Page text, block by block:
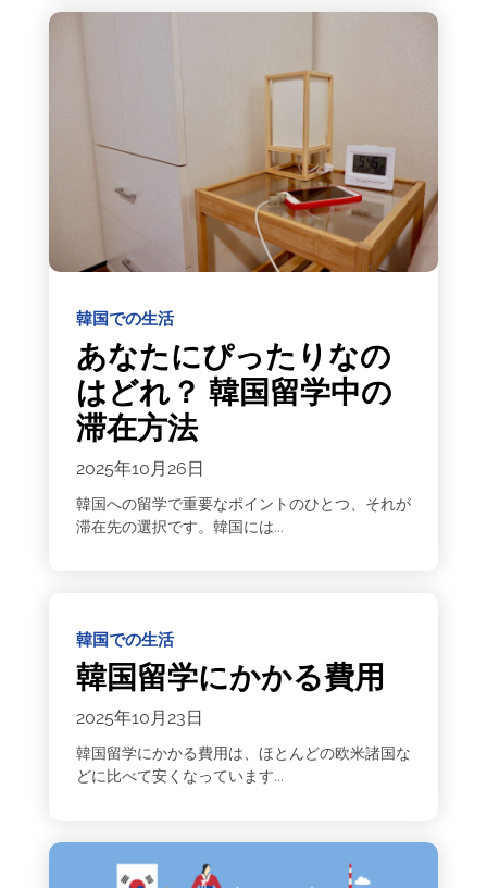
韓国での生活
あなたにぴったりなの
はどれ？ 韓国留学中の
滞在方法
2025年10月26日
韓国への留学で重要なポイントのひとつ、それが
滞在先の選択です。韓国には...
韓国での生活
韓国留学にかかる費用
2025年10月23日
韓国留学にかかる費用は、ほとんどの欧米諸国な
どに比べて安くなっています...